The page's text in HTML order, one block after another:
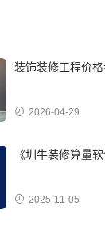
装饰装修工程价
2026-04-29
《圳牛装修算量
2025-11-05